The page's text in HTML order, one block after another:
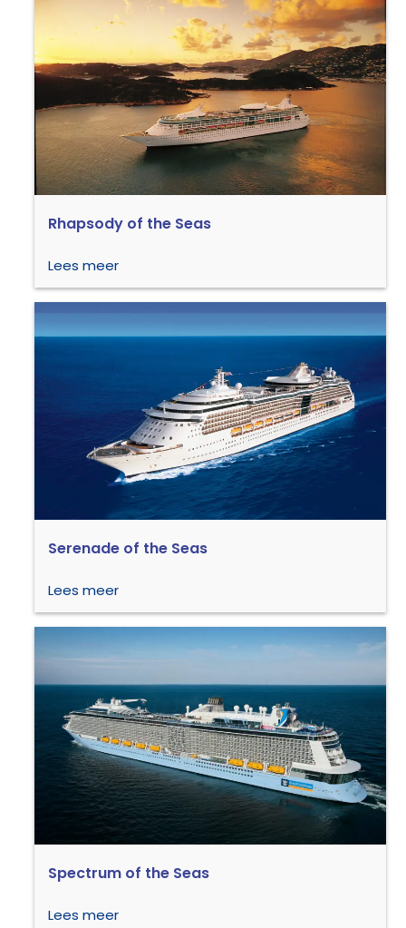
Rhapsody of the Seas
Lees meer
Serenade of the Seas
Lees meer
Spectrum of the Seas
Lees meer